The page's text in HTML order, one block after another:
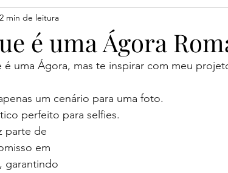
é uma Ágora
2 min de leitura
uma Ágora, mas te inspirar com meu
um cenário para uma foto.
perfeito para selfies.
parte de
em
garantindo